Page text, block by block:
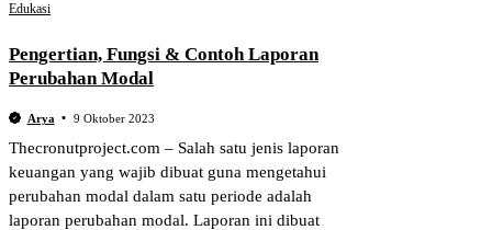
Edukasi
Pengertian, Fungsi & Contoh Laporan
Perubahan Modal
Arya 9 Oktober 2023
Thecronutproject.com – Salah satu jenis laporan
keuangan yang wajib dibuat guna mengetahui
perubahan modal dalam satu periode adalah
laporan perubahan modal. Laporan ini dibuat